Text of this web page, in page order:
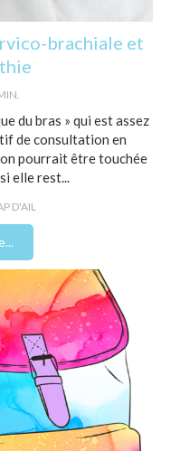
brachiale et
du bras » qui est assez
de consultation en
pourrait être touchée
elle rest...
D'AIL